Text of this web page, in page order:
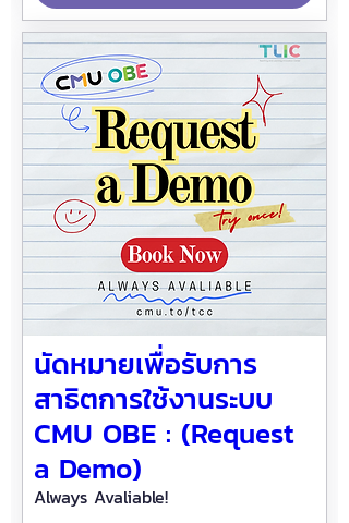
นัดหมายเพื่อรับการ
สาธิตการใช้งานระบบ
CMU OBE : (Request
a Demo)
Always Avaliable!